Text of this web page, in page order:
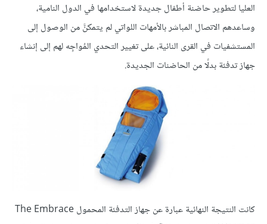
العليا لتطوير حاضنة أطفال جديدة لاستخدامها في الدول النامية،
وساعدهم الاتصال المباشر بالأمهات اللواتي لم يتمكنَّ من الوصول إلى
المستشفيات في القرى النائية، على تغيير التحدي المُواجِه لهم إلى إنشاء
جهاز تدفئة بدلًا من الحاضنات الجديدة.
كانت النتيجة النهائية عبارة عن جهاز التدفئة المحمول The Embrace